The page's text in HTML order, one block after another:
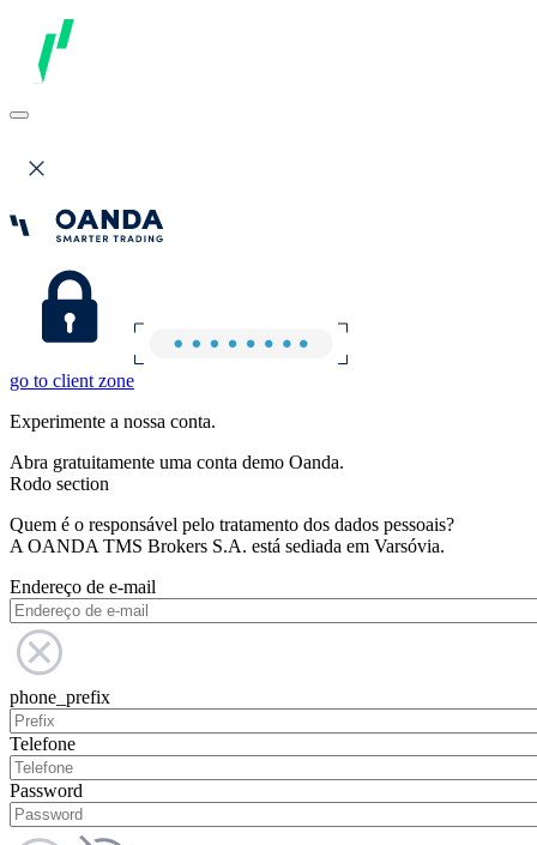
go to client zone
Experimente a nossa conta.
Abra gratuitamente uma conta demo Oanda.
Rodo section
Quem é o responsável pelo tratamento dos dados pessoais?
A OANDA TMS Brokers S.A. está sediada em Varsóvia.
Endereço de e-mail
phone_prefix
Telefone
Password